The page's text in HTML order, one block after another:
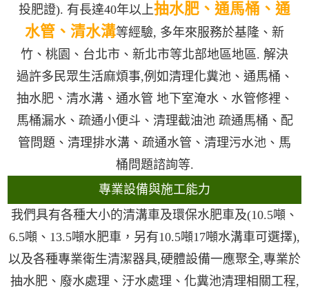
投肥證). 有長達40年以上抽水肥、通馬桶、通
水管、清水溝等經驗, 多年來服務於基隆、新
竹、桃園、台北市、新北市等北部地區地區. 解決
過許多民眾生活麻煩事,例如清理化糞池、通馬桶、
抽水肥、清水溝、通水管 地下室淹水、水管修裡、
馬桶漏水、疏通小便斗、清理截油池 疏通馬桶、配
管問題、清理排水溝、疏通水管、清理污水池、馬
桶問題諮詢等.
專業設備與施工能力
我們具有各種大小的清溝車及環保水肥車及(10.5噸、
6.5噸、13.5噸水肥車，另有10.5噸17噸水溝車可選擇),
以及各種專業衛生清潔器具,硬體設備一應聚全,專業於
抽水肥、廢水處理、汙水處理、化糞池清理相關工程,